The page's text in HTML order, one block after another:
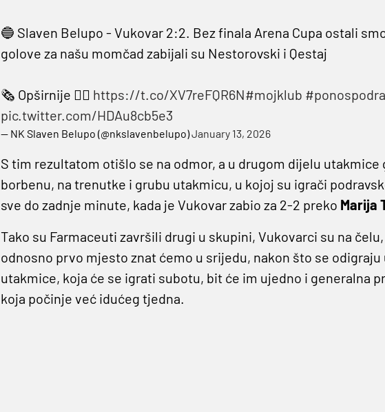
🔵 Slaven Belupo - Vukovar 2:2. Bez finala Arena Cupa ostali
golove za našu momčad zabijali su Nestorovski i Qestaj
🗞️ Opširnije 👉🏻 https://t.co/XV7reFQR6N#mojklub
pic.twitter.com/HDAu8cb5e3
— NK Slaven Belupo (@nkslavenbelupo)January 13, 2026
S tim rezultatom otišlo se na odmor, a u drugom dijelu
borbenu, na trenutke i grubu utakmicu, u kojoj su igrači
sve do zadnje minute, kada je Vukovar zabio za 2-2 preko Marija
Tako su Farmaceuti završili drugi u skupini, Vukovarci su na
odnosno prvo mjesto znat ćemo u srijedu, nakon što se
utakmice, koja će se igrati subotu, bit će im ujedno i generalna
koja počinje već idućeg tjedna.